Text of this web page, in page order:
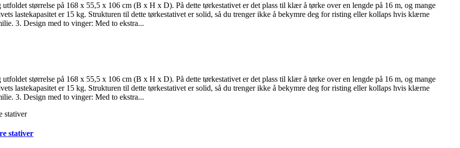
størrelse på 168 x 55,5 x 106 cm (B x H x D). På dette tørkestativet er det plass til klær å tørke over en lengde på 16 m, og mange
lastekapasitet er 15 kg. Strukturen til dette tørkestativet er solid, så du trenger ikke å bekymre deg for risting eller kollaps hvis klærne
3. Design med to vinger: Med to ekstra...
størrelse på 168 x 55,5 x 106 cm (B x H x D). På dette tørkestativet er det plass til klær å tørke over en lengde på 16 m, og mange
lastekapasitet er 15 kg. Strukturen til dette tørkestativet er solid, så du trenger ikke å bekymre deg for risting eller kollaps hvis klærne
3. Design med to vinger: Med to ekstra...
stativer